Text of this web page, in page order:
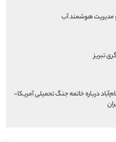
مدیریت هوشمند آب
تبریز
درباره خاتمه جنگ تحمیلی آمریکا-